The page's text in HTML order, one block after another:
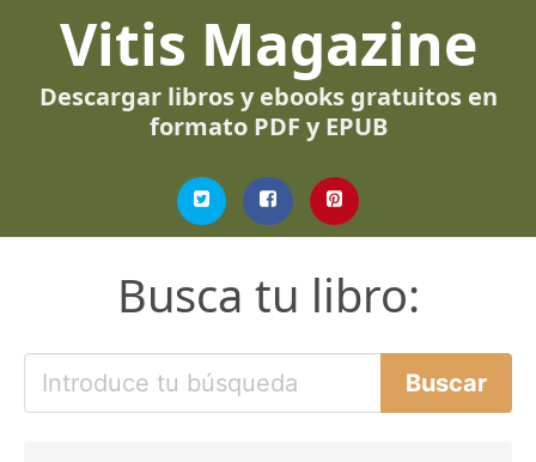
Vitis Magazine
Descargar libros y ebooks gratuitos en
formato PDF y EPUB
Busca tu libro: